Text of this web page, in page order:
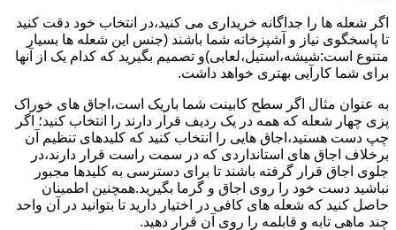
اگر شعله ها را جداگانه خریداری می کنید،در انتخاب خود دقت کنید
تا پاسخگوی نیاز و آشپزخانه شما باشند (جنس این شعله ها بسیار
متنوع است:شیشه،استیل،لعابی)و تصمیم بگیرید که کدام یک از آنها
برای شما کارآیی بهتری خواهد داشت.
به عنوان مثال اگر سطح کابینت شما باریک است،اجاق های خوراک
پزی چهار شعله که همه در یک ردیف قرار دارند را انتخاب کنید؛ اگر
چپ دست هستید،اجاق هایی را انتخاب کنید که کلیدهای تنظیم آن
برخلاف اجاق های استانداردی که در سمت راست قرار دارند،در
جلوی اجاق قرار گرفته باشند تا برای دسترسی به کلیدها مجبور
نباشید دست خود را روی اجاق و گرما بگیرید.همچنین اطمینان
حاصل کنید که شعله های کافی در اختیار دارید تا بتوانید در آن واحد
چند ماهی تابه و قابلمه را روی آن قرار دهید.